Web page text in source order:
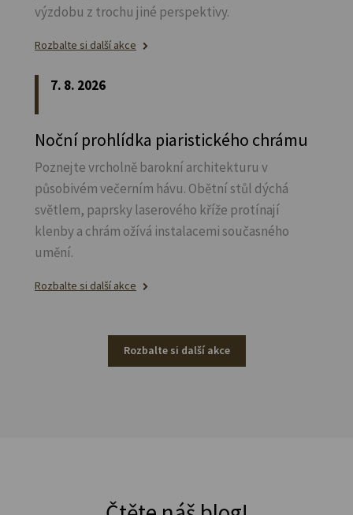
výzdobu z trochu jiné perspektivy.
Rozbalte si další akce
7. 8. 2026
Noční prohlídka piaristického chrámu
Poznejte vrcholně barokní architekturu v
působivém večerním hávu. Obětní stůl dýchá
světlem, paprsky laserového kříže protínají
klenby a chrám ožívá instalacemi současného
umění.
Rozbalte si další akce
Rozbalte si další akce